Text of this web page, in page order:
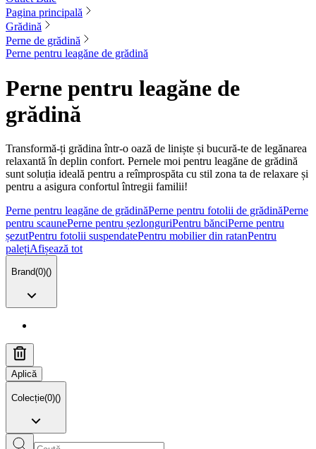
Pagina principală
Grădină
Perne de grădină
Perne pentru leagăne de grădină
Perne pentru leagăne de
grădină
Transformă-ți grădina într-o oază de liniște și bucură-te de legănarea
relaxantă în deplin confort. Pernele moi pentru leagăne de grădină
sunt soluția ideală pentru a reîmprospăta cu stil zona ta de relaxare și
pentru a asigura confortul întregii familii!
Perne pentru leagăne de grădinăPerne pentru fotolii de grădinăPerne
pentru scaunePerne pentru șezlonguriPentru bănciPerne pentru
șezutPentru fotolii suspendatePentru mobilier din ratanPentru
palețiAfișează tot
Brand(0)()
Aplică
Colecție(0)()